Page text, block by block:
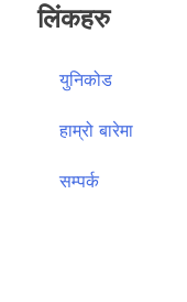
लिंकहरु
युनिकोड
हाम्रो बारेमा
सम्पर्क